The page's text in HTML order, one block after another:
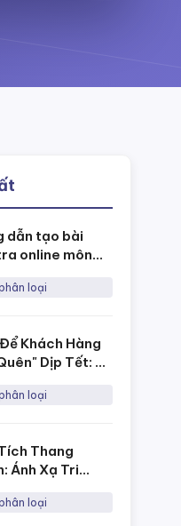
dẫn tạo bài
online môn
loại
Khách Hàng
Dịp Tết: 3
Tác Cao Cho
loại
Thang
Ánh Xạ Tri
Học Tập Cho
loại